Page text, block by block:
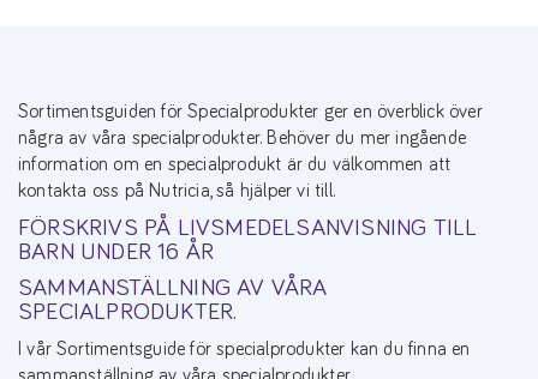
Sortimentsguiden för Specialprodukter ger en överblick över
några av våra specialprodukter. Behöver du mer ingående
information om en specialprodukt är du välkommen att
kontakta oss på Nutricia, så hjälper vi till.
FÖRSKRIVS PÅ LIVSMEDELSANVISNING TILL
BARN UNDER 16 ÅR
SAMMANSTÄLLNING AV VÅRA
SPECIALPRODUKTER.
I vår Sortimentsguide för specialprodukter kan du finna en
sammanställning av våra specialprodukter.